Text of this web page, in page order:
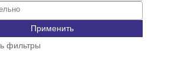
Применить
фильтры